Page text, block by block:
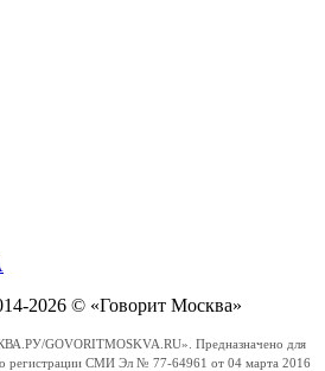
2026 © «Говорит Москва»
GOVORITMOSKVA.RU». Предназначено для
о регистрации СМИ Эл № 77-64961 от 04 марта 2016